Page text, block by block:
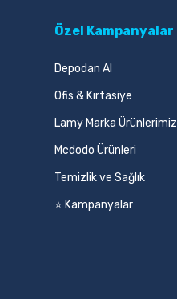
Özel Kampanyalar
Depodan Al
Ofis & Kırtasiye
Lamy Marka Ürünlerimiz
Mcdodo Ürünleri
Temizlik ve Sağlık
⭐ Kampanyalar